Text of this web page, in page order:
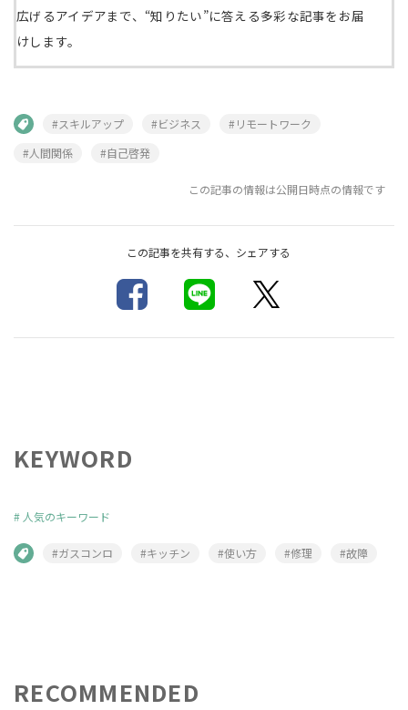
広げるアイデアまで、“知りたい”に答える多彩な記事をお届
けします。
#スキルアップ #ビジネス
#リモートワーク
#人間関係
#自己啓発
この記事の情報は公開日時点の情報です
この記事を共有する、シェアする
KEYWORD
#人気のキーワード
#ガスコンロ #キッチン #使い方 #修理 #故障
RECOMMENDED